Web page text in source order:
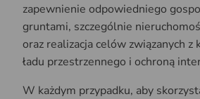
zapewnienie odpowiedniego
gruntami, szczególnie
oraz realizacja celów związanych z
ładu przestrzennego i ochroną
W każdym przypadku, aby